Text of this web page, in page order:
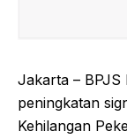
Jakarta – BPJS
peningkatan
Kehilangan